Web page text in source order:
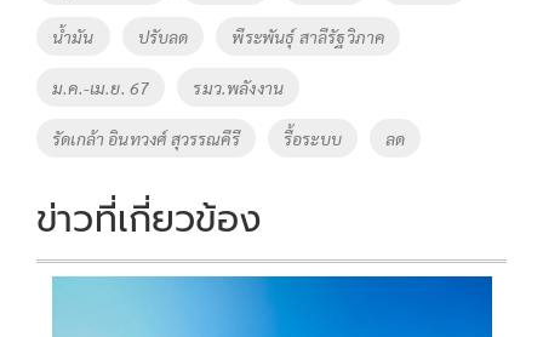
น้ำมัน ปรับลด พีระพันธุ์ สาลีรัฐวิภาค
ม.ค.-เม.ย. 67 รมว.พลังงาน
รัดเกล้า อินทวงศ์ สุวรรณคีรี รื้อระบบ ลด
ข่าวที่เกี่ยวข้อง